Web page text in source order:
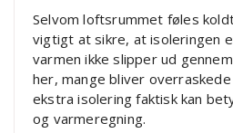
Selvom loftsrummet føles
vigtigt at sikre, at isoleringen
varmen ikke slipper ud
her, mange bliver
ekstra isolering faktisk kan
og varmeregning.